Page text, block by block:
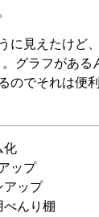
に見えたけど
。グラフがあ
のでそれは便
化
ップ
アップ
べんり棚